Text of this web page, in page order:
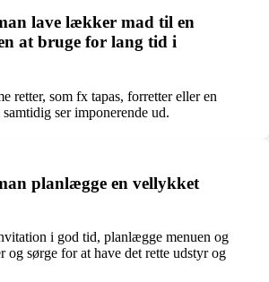
lave lækker mad til en
at bruge for lang tid i
retter, som fx tapas, forretter eller en
ser imponerende ud.
planlægge en vellykket
i god tid, planlægge menuen og
og sørge for at have det rette udstyr og